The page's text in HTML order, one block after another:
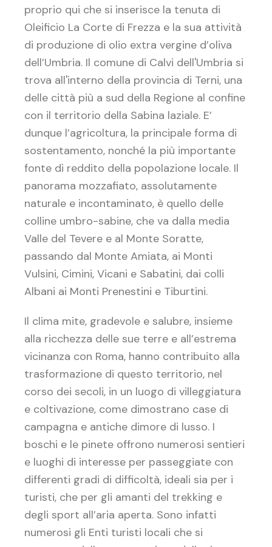
proprio qui che si inserisce la tenuta di
Oleificio La Corte di Frezza e la sua attività
di produzione di olio extra vergine d’oliva
dell’Umbria. Il comune di Calvi dell'Umbria si
trova all'interno della provincia di Terni, una
delle città più a sud della Regione al confine
con il territorio della Sabina laziale. E’
dunque l’agricoltura, la principale forma di
sostentamento, nonché la più importante
fonte di reddito della popolazione locale. Il
panorama mozzafiato, assolutamente
naturale e incontaminato, è quello delle
colline umbro-sabine, che va dalla media
Valle del Tevere e al Monte Soratte,
passando dal Monte Amiata, ai Monti
Vulsini, Cimini, Vicani e Sabatini, dai colli
Albani ai Monti Prenestini e Tiburtini.
Il clima mite, gradevole e salubre, insieme
alla ricchezza delle sue terre e all’estrema
vicinanza con Roma, hanno contribuito alla
trasformazione di questo territorio, nel
corso dei secoli, in un luogo di villeggiatura
e coltivazione, come dimostrano case di
campagna e antiche dimore di lusso. I
boschi e le pinete offrono numerosi sentieri
e luoghi di interesse per passeggiate con
differenti gradi di difficoltà, ideali sia per i
turisti, che per gli amanti del trekking e
degli sport all’aria aperta. Sono infatti
numerosi gli Enti turisti locali che si